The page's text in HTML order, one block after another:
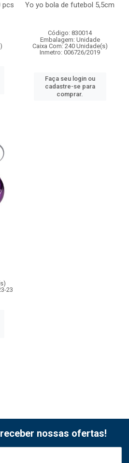
pcs
Yo yo bola de futebol 5,5cm
Código: 830014
Embalagem: Unidade
Caixa Com: 240 Unidade(s)
Inmetro: 006726/2019
Faça seu login ou
cadastre-se para
comprar.
23
nossas ofertas!